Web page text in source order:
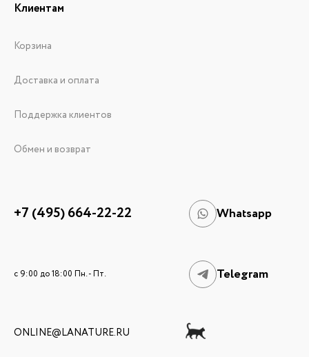
Клиентам
Корзина
Доставка и оплата
Поддержка клиентов
Обмен и возврат
+7 (495) 664-22-22 Whatsapp
c 9:00 до 18:00 Пн. - Пт. Telegram
ONLINE@LANATURE.RU